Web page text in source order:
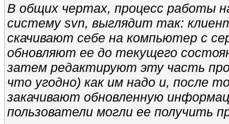
В общих чертах, процесс работы
систему svn, выглядит так:
скачивают себе на компьютер с
обновляют ее до текущего
затем редактируют эту часть
что угодно) как им надо и, после
закачивают обновленную
пользователи могли ее получить